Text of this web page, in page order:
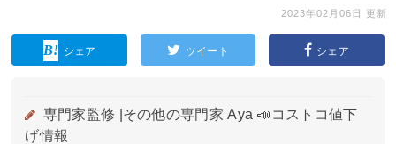
2023年02月06日 更新
シェア ツイート シェア
専門家監修 | その他の専門家 Aya 📣コストコ値下
げ情報